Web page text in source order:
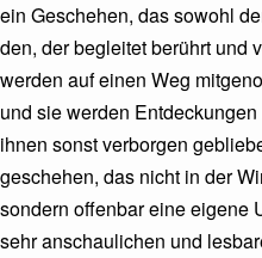
ein Geschehen, das sowohl
den, der begleitet berührt und
werden auf einen Weg
und sie werden
ihnen sonst verborgen
geschehen, das nicht in der
sondern offenbar eine eigene
sehr anschaulichen und